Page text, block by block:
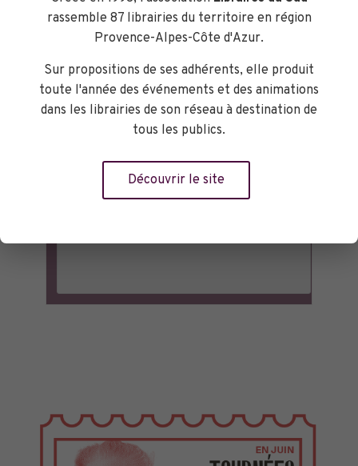
rassemble 87 librairies du territoire en région
Provence-Alpes-Côte d'Azur.
Sur propositions de ses adhérents, elle produit
toute l'année des événements et des animations
dans les librairies de son réseau à destination de
tous les publics.
Découvrir le site